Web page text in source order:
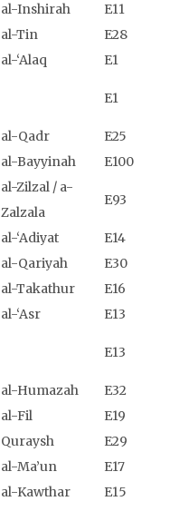
al-Inshirah
E11
al-Tin
E28
al-‘Alaq E1
E1
al-Qadr
E25
al-Bayyinah E100
al-Zilzal / a-
Zalzala
E93
al-‘Adiyat
E14
al-Qariyah
E30
al-Takathur
E16
al-‘Asr E13
E13
al-Humazah
E32
al-Fil
E19
Quraysh
E29
al-Ma’un
E17
al-Kawthar
E15